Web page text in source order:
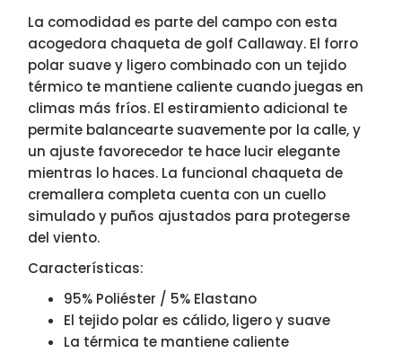
La comodidad es parte del campo con esta
acogedora chaqueta de golf Callaway. El forro
polar suave y ligero combinado con un tejido
térmico te mantiene caliente cuando juegas en
climas más fríos. El estiramiento adicional te
permite balancearte suavemente por la calle, y
un ajuste favorecedor te hace lucir elegante
mientras lo haces. La funcional chaqueta de
cremallera completa cuenta con un cuello
simulado y puños ajustados para protegerse
del viento.
Características:
95% Poliéster / 5% Elastano
El tejido polar es cálido, ligero y suave
La térmica te mantiene caliente